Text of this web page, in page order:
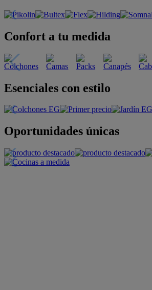
Confort a tu medida
Esenciales con estilo
Oportunidades únicas